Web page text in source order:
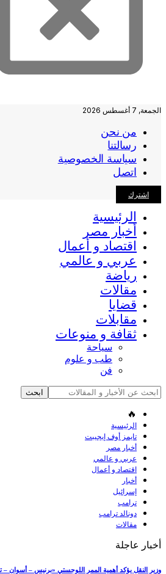
الجمعة, 7 أغسطس 2026
من نحن
رسالتنا
سياسة الخصوصية
اتصل
اشترك
الرئيسية
أخبار مصر
اقتصاد و أعمال
عربي و عالمي
رياضة
مقالات
قضايا
مقابلات
ثقافة و منوعات
سياحة
طب و علوم
فن
🔥
الرئيسية
تايمز أوف إيجيبت
أخبار مصر
عربي و عالمي
اقتصاد و أعمال
أخبار
إسرائيل
ترامب
دونالد ترامب
مقالات
أخبار عاجلة
وزير النقل يؤكد أهمية الممر اللوجستي «برنيس – أسوان